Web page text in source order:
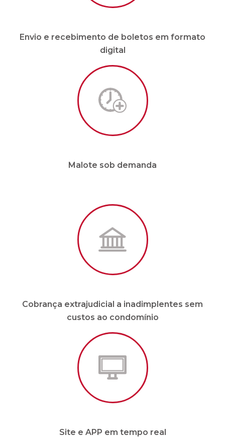
Malote sob demanda
Cobrança extrajudicial a inadimplentes sem
custos ao condomínio
Site e APP em tempo real